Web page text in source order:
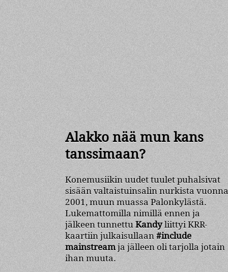
Alakko nää mun kans
tanssimaan?
Konemusiikin uudet tuulet puhalsivat
sisään valtaistuinsalin nurkista vuonna
2001, muun muassa Palonkylästä.
Lukemattomilla nimillä ennen ja
jälkeen tunnettuKandyliittyi KRR-
kaartiin julkaisullaan#include
mainstreamja jälleen oli tarjolla jotain
ihan muuta.